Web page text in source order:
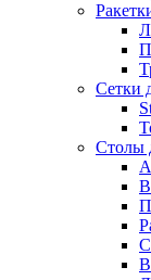
Сетки
Столы